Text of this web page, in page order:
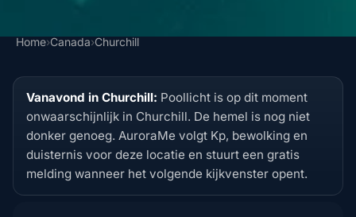
Home›Canada›Churchill
Vanavond in Churchill: Poollicht is op dit moment
onwaarschijnlijk in Churchill. De hemel is nog niet
donker genoeg. AuroraMe volgt Kp, bewolking en
duisternis voor deze locatie en stuurt een gratis
melding wanneer het volgende kijkvenster opent.